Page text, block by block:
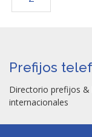
Prefijos
Directorio prefijos
internacionales